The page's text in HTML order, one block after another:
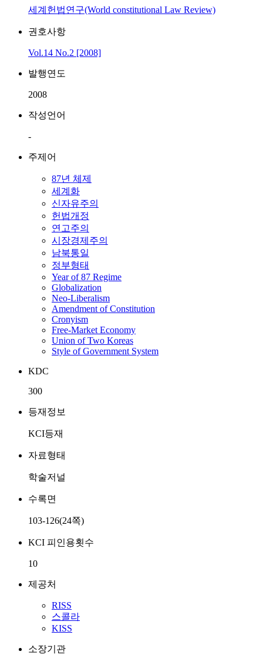
세계헌법연구(World constitutional Law Review)
권호사항
Vol.14 No.2 [2008]
발행연도
2008
작성언어
-
주제어
87년 체제
세계화
신자유주의
헌법개정
연고주의
시장경제주의
남북통일
정부형태
Year of 87 Regime
Globalization
Neo-Liberalism
Amendment of Constitution
Cronyism
Free-Market Economy
Union of Two Koreas
Style of Government System
KDC
300
등재정보
KCI등재
자료형태
학술저널
수록면
103-126(24쪽)
KCI 피인용횟수
10
제공처
RISS
스콜라
KISS
소장기관